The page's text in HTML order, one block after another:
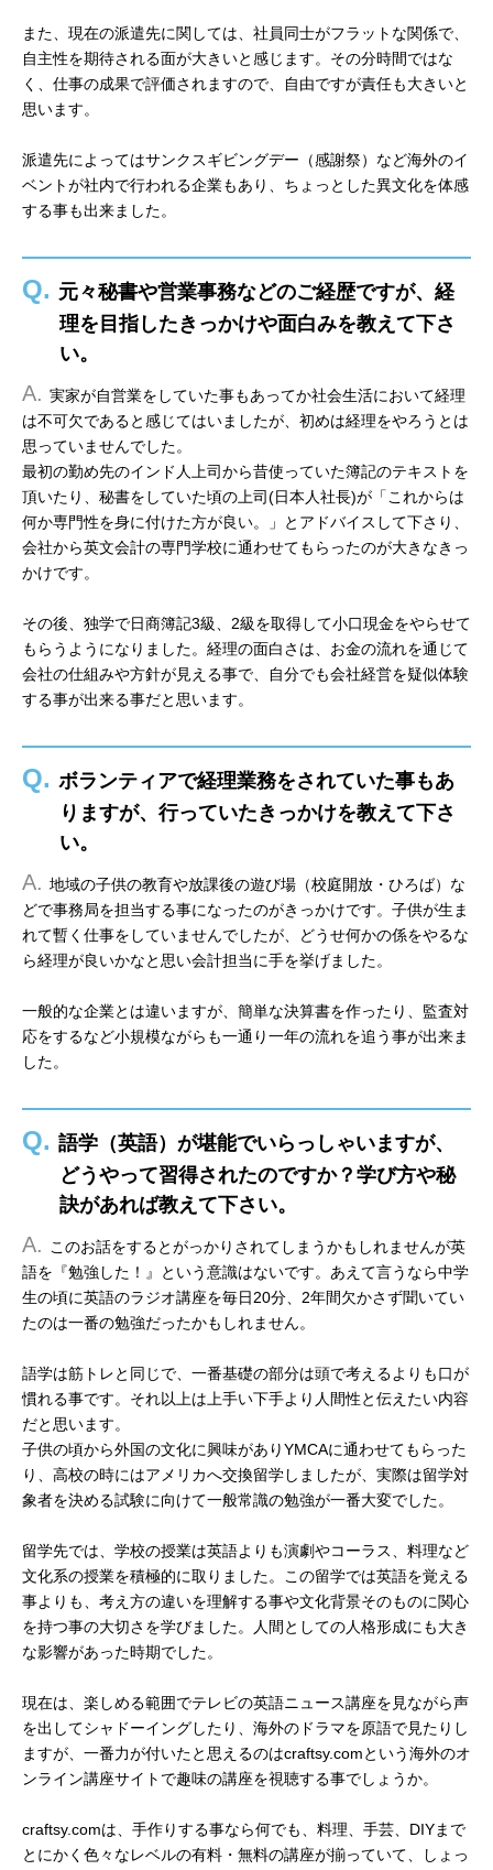
また、現在の派遣先に関しては、社員同士がフラットな関係で、
自主性を期待される面が大きいと感じます。その分時間ではな
く、仕事の成果で評価されますので、自由ですが責任も大きいと
思います。
派遣先によってはサンクスギビングデー（感謝祭）など海外のイ
ベントが社内で行われる企業もあり、ちょっとした異文化を体感
する事も出来ました。
Q. 元々秘書や営業事務などのご経歴ですが、経
理を目指したきっかけや面白みを教えて下さ
い。
A. 実家が自営業をしていた事もあってか社会生活において経理
は不可欠であると感じてはいましたが、初めは経理をやろうとは
思っていませんでした。
最初の勤め先のインド人上司から昔使っていた簿記のテキストを
頂いたり、秘書をしていた頃の上司(日本人社長)が「これからは
何か専門性を身に付けた方が良い。」とアドバイスして下さり、
会社から英文会計の専門学校に通わせてもらったのが大きなきっ
かけです。
その後、独学で日商簿記3級、2級を取得して小口現金をやらせて
もらうようになりました。経理の面白さは、お金の流れを通じて
会社の仕組みや方針が見える事で、自分でも会社経営を疑似体験
する事が出来る事だと思います。
Q. ボランティアで経理業務をされていた事もあ
りますが、行っていたきっかけを教えて下さ
い。
A. 地域の子供の教育や放課後の遊び場（校庭開放・ひろば）な
どで事務局を担当する事になったのがきっかけです。子供が生ま
れて暫く仕事をしていませんでしたが、どうせ何かの係をやるな
ら経理が良いかなと思い会計担当に手を挙げました。
一般的な企業とは違いますが、簡単な決算書を作ったり、監査対
応をするなど小規模ながらも一通り一年の流れを追う事が出来ま
した。
Q. 語学（英語）が堪能でいらっしゃいますが、
どうやって習得されたのですか？学び方や秘
訣があれば教えて下さい。
A.
このお話をするとがっかりされてしまうかもしれませんが英
語を『勉強した！』という意識はないです。あえて言うなら中学
生の頃に英語のラジオ講座を毎日20分、2年間欠かさず聞いてい
たのは一番の勉強だったかもしれません。
語学は筋トレと同じで、一番基礎の部分は頭で考えるよりも口が
慣れる事です。それ以上は上手い下手より人間性と伝えたい内容
だと思います。
子供の頃から外国の文化に興味がありYMCAに通わせてもらった
り、高校の時にはアメリカへ交換留学しましたが、実際は留学対
象者を決める試験に向けて一般常識の勉強が一番大変でした。
留学先では、学校の授業は英語よりも演劇やコーラス、料理など
文化系の授業を積極的に取りました。この留学では英語を覚える
事よりも、考え方の違いを理解する事や文化背景そのものに関心
を持つ事の大切さを学びました。人間としての人格形成にも大き
な影響があった時期でした。
現在は、楽しめる範囲でテレビの英語ニュース講座を見ながら声
を出してシャドーイングしたり、海外のドラマを原語で見たりし
ますが、一番力が付いたと思えるのはcraftsy.comという海外のオ
ンライン講座サイトで趣味の講座を視聴する事でしょうか。
craftsy.comは、手作りする事なら何でも、料理、手芸、DIYまで
とにかく色々なレベルの有料・無料の講座が揃っていて、しょっ